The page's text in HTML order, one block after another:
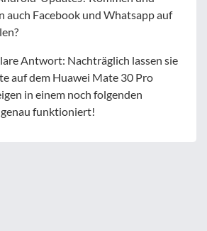
auch Facebook und Whatsapp auf
Antwort: Nachträglich lassen sie
auf dem Huawei Mate 30 Pro
in einem noch folgenden
genau funktioniert!